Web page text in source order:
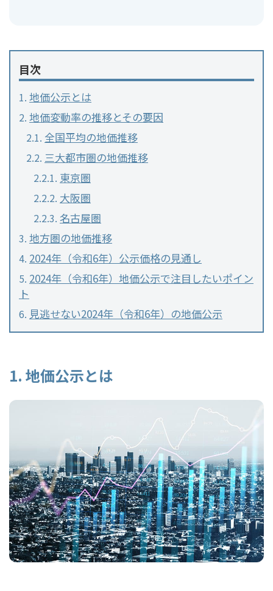
目次
地価公示とは
地価変動率の推移とその要因
全国平均の地価推移
三大都市圏の地価推移
東京圏
大阪圏
名古屋圏
地方圏の地価推移
2024年（令和6年）公示価格の見通し
2024年（令和6年）地価公示で注目したいポイン
ト
見逃せない2024年（令和6年）の地価公示
1. 地価公示とは